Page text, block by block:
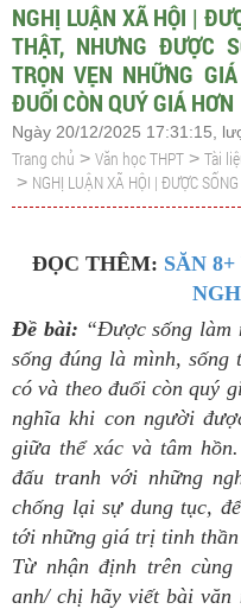
NGHỊ LUẬN XÃ HỘI |
THẬT, NHƯNG ĐƯỢC
TRỌN VẸN NHỮNG
ĐUỔI CÒN QUÝ GIÁ HƠN
Ngày 20/12/2025 17:31:15,
Trang chủ > Văn học THPT > Tài
> NGHỊ LUẬN XÃ HỘI | ĐƯỢC
ĐỌC THÊM: SĂN
Đề bài: “Được sống làm
sống đúng là mình,
có và theo đuổi còn quý
nghĩa khi con người
giữa thể xác và tâm
đấu tranh với những
chống lại sự dung tục,
tới những giá trị tinh
Từ nhận định trên
anh/ chị hãy viết bài